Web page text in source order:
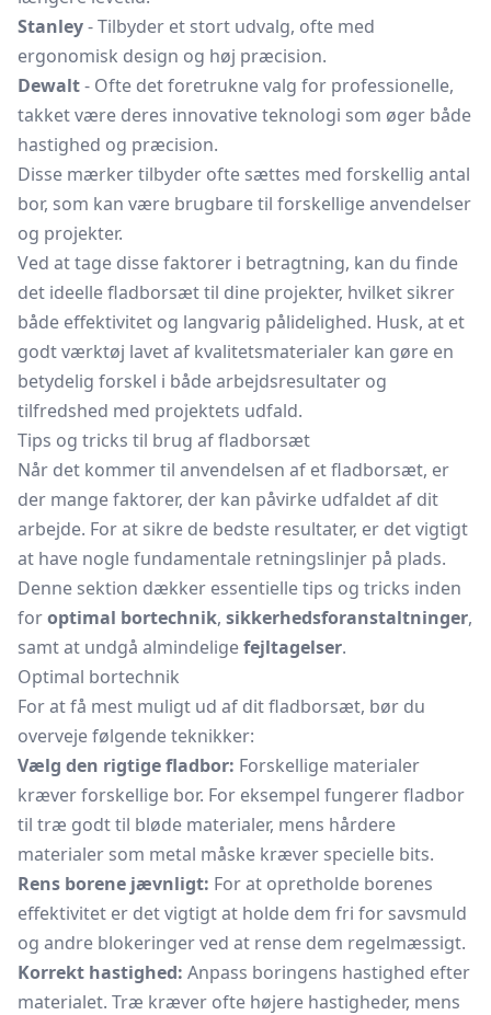
Stanley- Tilbyder et stort udvalg, ofte med
ergonomisk design og høj præcision.
Dewalt- Ofte det foretrukne valg for professionelle,
takket være deres innovative teknologi som øger både
hastighed og præcision.
Disse mærker tilbyder ofte sættes med forskellig antal
bor, som kan være brugbare til forskellige anvendelser
og projekter.
Ved at tage disse faktorer i betragtning, kan du finde
det ideelle fladborsæt til dine projekter, hvilket sikrer
både effektivitet og langvarig pålidelighed. Husk, at et
godt værktøj lavet af kvalitetsmaterialer kan gøre en
betydelig forskel i både arbejdsresultater og
tilfredshed med projektets udfald.
Tips og tricks til brug af fladborsæt
Når det kommer til anvendelsen af et fladborsæt, er
der mange faktorer, der kan påvirke udfaldet af dit
arbejde. For at sikre de bedste resultater, er det vigtigt
at have nogle fundamentale retningslinjer på plads.
Denne sektion dækker essentielle tips og tricks inden
foroptimal bortechnik, sikkerhedsforanstaltninger,
samt at undgå almindeligefejltagelser.
Optimal bortechnik
For at få mest muligt ud af dit fladborsæt, bør du
overveje følgende teknikker:
Vælg den rigtige fladbor: Forskellige materialer
kræver forskellige bor. For eksempel fungerer fladbor
til træ godt til bløde materialer, mens hårdere
materialer som metal måske kræver specielle bits.
Rens borene jævnligt: For at opretholde borenes
effektivitet er det vigtigt at holde dem fri for savsmuld
og andre blokeringer ved at rense dem regelmæssigt.
Korrekt hastighed: Anpass boringens hastighed efter
materialet. Træ kræver ofte højere hastigheder, mens